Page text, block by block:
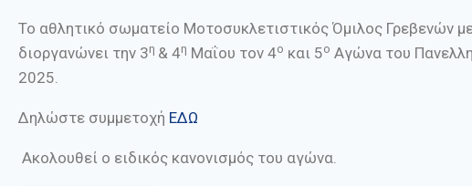
Το αθλητικό σωματείο Μοτοσυκλετιστικός Όμιλος Γρεβενών
διοργανώνει την 3η & 4η Μαΐου τον 4ο και 5ο Αγώνα του
2025.
Δηλώστε συμμετοχή ΕΔΩ
Ακολουθεί ο ειδικός κανονισμός του αγώνα.